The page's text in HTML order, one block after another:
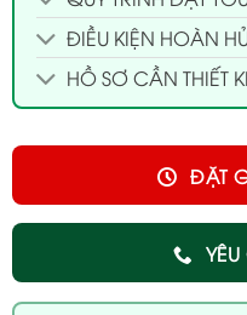
ĐIỀU KIỆN HOÀN
HỒ SƠ CẦN THIẾT
ĐẶT